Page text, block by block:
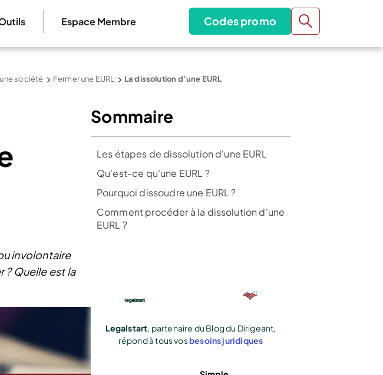
Espace Membre Codes promo
société Fermer une EURL La dissolution d’une EURL
involontaire
? Quelle est la
Sommaire
Les étapes de dissolution d'une EURL
Qu'est-ce qu'une EURL ?
Pourquoi dissoudre une EURL ?
Comment procéder à la dissolution d'une
EURL ?
Legalstart, partenaire du Blog du Dirigeant,
répond à tous vosbesoins juridiques